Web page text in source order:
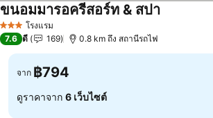
3 ดาว โรงแรม
ขนอมมารอครีสอร์ท & สปา
7.6 ดี 169 0.8 km ถึง สถานีรถไฟ
จาก ฿794
ดูราคาจาก 6 เว็บไซต์